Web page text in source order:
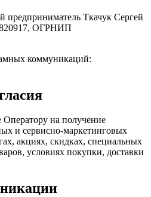
предприниматель Ткачук Сергей
ОГРНИП
коммуникаций:
Оператору на получение
и сервисно-маркетинговых
акциях, скидках, специальных
условиях покупки, доставки